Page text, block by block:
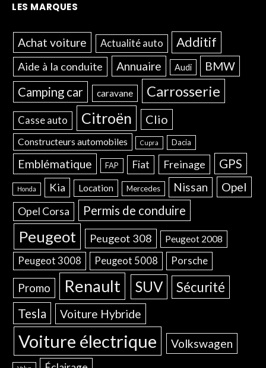
LES MARQUES
Achat voiture Actualité auto Additif
Aide à la conduite Annuaire Audi BMW
Camping car caravane Carrosserie
Casse auto Citroën Clio
Constructeurs automobiles Cupra Dacia
Emblématique FAP Fiat Freinage GPS
Honda Kia Location Mercedes Nissan Opel
Opel Corsa Permis de conduire
Peugeot Peugeot 308 Peugeot 2008
Peugeot 3008 Peugeot 5008 Porsche
Promo Renault SUV Sécurité
Tesla Voiture Hybride
Voiture électrique Volkswagen